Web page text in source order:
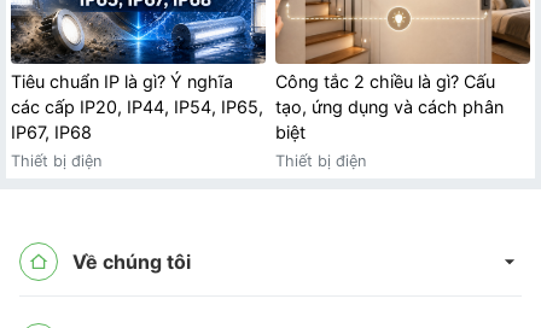
Tiêu chuẩn IP là gì? Ý nghĩa
các cấp IP20, IP44, IP54, IP65,
IP67, IP68
Thiết bị điện
Công tắc 2 chiều là gì? Cấu
tạo, ứng dụng và cách phân
biệt
Thiết bị điện
Về chúng tôi